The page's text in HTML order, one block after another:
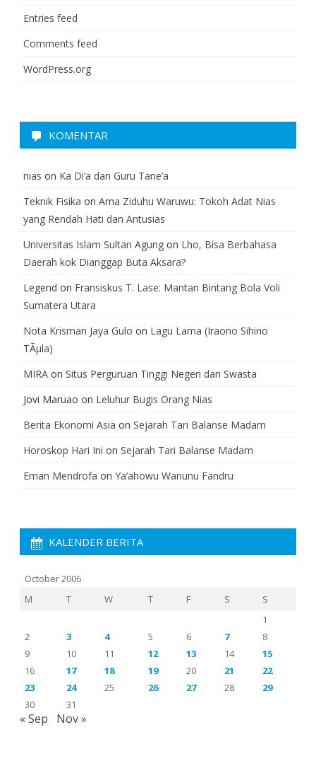
Entries feed
Comments feed
WordPress.org
KOMENTAR
nias on Ka Di’a dan Guru Tane’a
Teknik Fisika on Ama Ziduhu Waruwu: Tokoh Adat Nias
yang Rendah Hati dan Antusias
Universitas Islam Sultan Agung on Lho, Bisa Berbahasa
Daerah kok Dianggap Buta Aksara?
Legend on Fransiskus T. Lase: Mantan Bintang Bola Voli
Sumatera Utara
Nota Krisman Jaya Gulo on Lagu Lama (Iraono Sihino
TÃµla)
MIRA on Situs Perguruan Tinggi Negeri dan Swasta
Jovi Maruao on Leluhur Bugis Orang Nias
Berita Ekonomi Asia on Sejarah Tari Balanse Madam
Horoskop Hari Ini on Sejarah Tari Balanse Madam
Eman Mendrofa on Ya’ahowu Wanunu Fandru
KALENDER BERITA
October 2006
M
T W T F S
S
1
2
3 4 5 6 7
8
9
10 11 12 13 14
15
16
17 18 19 20 21
22
23
24 25 26 27 28
29
30
31
« Sep Nov »